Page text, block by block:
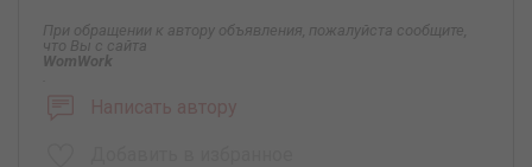
При обращении к автору объявления, пожалуйста сообщите,
что Вы с сайта
WomWork
Написать автору